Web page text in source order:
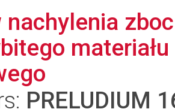
nachylenia
PRELUDIUM